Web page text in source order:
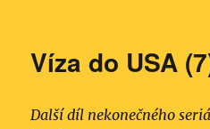
Víza do USA
Další díl nekonečného